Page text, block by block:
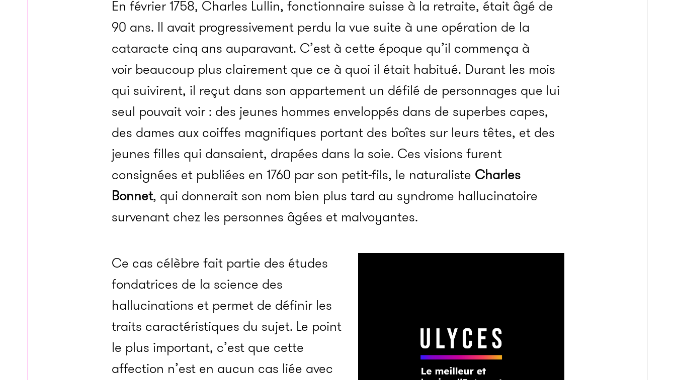
En février 1758, Charles Lullin, fonctionnaire suisse à la retraite, était âgé de
90 ans. Il avait progressivement perdu la vue suite à une opération de la
cataracte cinq ans auparavant. C’est à cette époque qu’il commença à
voir beaucoup plus clairement que ce à quoi il était habitué. Durant les mois
qui suivirent, il reçut dans son appartement un défilé de personnages que lui
seul pouvait voir : des jeunes hommes enveloppés dans de superbes capes,
des dames aux coiffes magnifiques portant des boîtes sur leurs têtes, et des
jeunes filles qui dansaient, drapées dans la soie. Ces visions furent
consignées et publiées en 1760 par son petit-fils, le naturaliste Charles
Bonnet, qui donnerait son nom bien plus tard au syndrome hallucinatoire
survenant chez les personnes âgées et malvoyantes.
Ce cas célèbre fait partie des études
fondatrices de la science des
hallucinations et permet de définir les
traits caractéristiques du sujet. Le point
le plus important, c’est que cette
affection n’est en aucun cas liée avec